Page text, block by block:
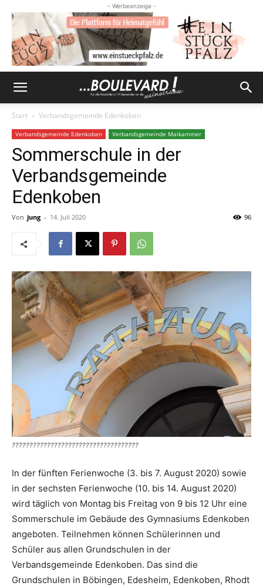
- Werbeanzeige -
Start Verbandsgemeinde Edenkoben
Verbandsgemeinde Edenkoben Verbandsgemeinde Maikammer
Sommerschule in der
Verbandsgemeinde
Edenkoben
Von jung - 14. Juli 2020 96
????????????????????????????????????
In der fünften Ferienwoche (3. bis 7. August 2020) sowie
in der sechsten Ferienwoche (10. bis 14. August 2020)
wird täglich von Montag bis Freitag von 9 bis 12 Uhr eine
Sommerschule im Gebäude des Gymnasiums Edenkoben
angeboten. Teilnehmen können Schülerinnen und
Schüler aus allen Grundschulen in der
Verbandsgemeinde Edenkoben. Das sind die
Grundschulen in Böbingen, Edesheim, Edenkoben, Rhodt